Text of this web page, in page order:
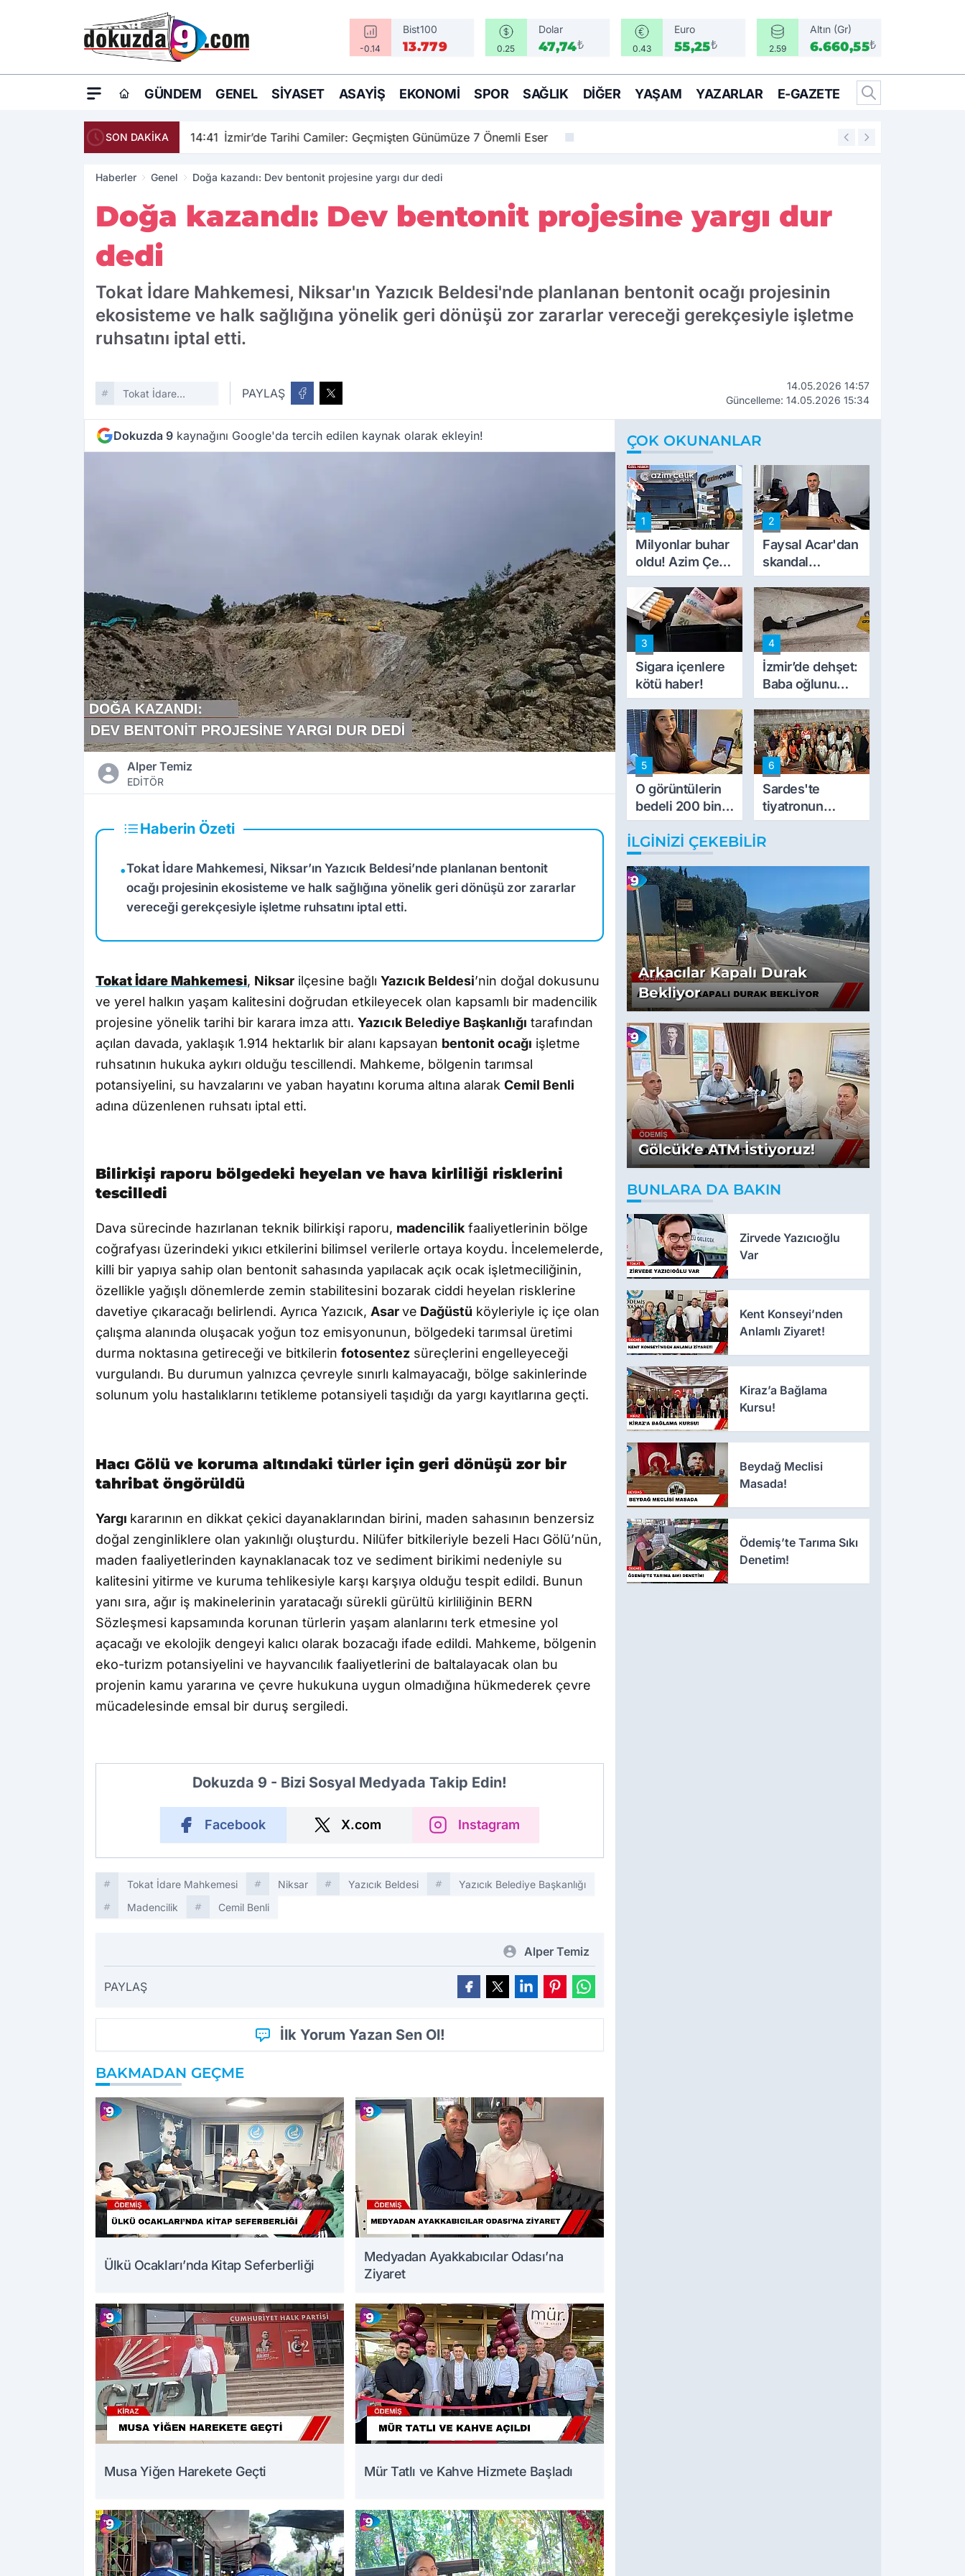
-0.14
Bist100
13.779 0.25
Dolar
47,74₺ 0.43
Euro
55,25₺ 2.59
Altın (Gr)
6.660,55₺
GÜNDEM GENEL SIYASET ASAYIŞ EKONOMI SPOR SAĞLIK DIĞER YAŞAM YAZARLAR E-GAZETE
SON DAKİKA 14:41 İzmir’de Tarihi Camiler: Geçmişten Günümüze 7 Önemli Eser 14:25
Haberler Genel Doğa kazandı: Dev bentonit projesine yargı dur dedi
Doğa kazandı: Dev bentonit projesine yargı dur
dedi
Tokat İdare Mahkemesi, Niksar'ın Yazıcık Beldesi'nde planlanan bentonit ocağı projesinin
ekosisteme ve halk sağlığına yönelik geri dönüşü zor zararlar vereceği gerekçesiyle işletme
ruhsatını iptal etti.
Tokat İdare
PAYLAŞ
14.05.2026 14:57
Güncelleme: 14.05.2026 15:34
Dokuzda 9 kaynağını Google'da tercih edilen kaynak olarak ekleyin!
Alper Temiz
EDİTÖR
Haberin Özeti
•Tokat İdare Mahkemesi, Niksar’ın Yazıcık Beldesi’nde planlanan bentonit
ocağı projesinin ekosisteme ve halk sağlığına yönelik geri dönüşü zor zararlar
vereceği gerekçesiyle işletme ruhsatını iptal etti.
Tokat İdare Mahkemesi, Niksar ilçesine bağlı Yazıcık Beldesi’nin doğal dokusunu
ve yerel halkın yaşam kalitesini doğrudan etkileyecek olan kapsamlı bir madencilik
projesine yönelik tarihi bir karara imza attı. Yazıcık Belediye Başkanlığı tarafından
açılan davada, yaklaşık 1.914 hektarlık bir alanı kapsayan bentonit ocağı işletme
ruhsatının hukuka aykırı olduğu tescillendi. Mahkeme, bölgenin tarımsal
potansiyelini, su havzalarını ve yaban hayatını koruma altına alarak Cemil Benli
adına düzenlenen ruhsatı iptal etti.
Bilirkişi raporu bölgedeki heyelan ve hava kirliliği risklerini
tescilledi
Dava sürecinde hazırlanan teknik bilirkişi raporu, madencilik faaliyetlerinin bölge
coğrafyası üzerindeki yıkıcı etkilerini bilimsel verilerle ortaya koydu. İncelemelerde,
killi bir yapıya sahip olan bentonit sahasında yapılacak açık ocak işletmeciliğinin,
özellikle yağışlı dönemlerde zemin stabilitesini bozarak ciddi heyelan risklerine
davetiye çıkaracağı belirlendi. Ayrıca Yazıcık, Asarve Dağüstü köyleriyle iç içe olan
çalışma alanında oluşacak yoğun toz emisyonunun, bölgedeki tarımsal üretimi
durma noktasına getireceği ve bitkilerin fotosentez süreçlerini engelleyeceği
vurgulandı. Bu durumun yalnızca çevreyle sınırlı kalmayacağı, bölge sakinlerinde
solunum yolu hastalıklarını tetikleme potansiyeli taşıdığı da yargı kayıtlarına geçti.
Hacı Gölü ve koruma altındaki türler için geri dönüşü zor bir
tahribat öngörüldü
Yargı kararının en dikkat çekici dayanaklarından birini, maden sahasının benzersiz
doğal zenginliklere olan yakınlığı oluşturdu. Nilüfer bitkileriyle bezeli Hacı Gölü’nün,
maden faaliyetlerinden kaynaklanacak toz ve sediment birikimi nedeniyle su
kalitesini yitirme ve kuruma tehlikesiyle karşı karşıya olduğu tespit edildi. Bunun
yanı sıra, ağır iş makinelerinin yaratacağı sürekli gürültü kirliliğinin BERN
Sözleşmesi kapsamında korunan türlerin yaşam alanlarını terk etmesine yol
açacağı ve ekolojik dengeyi kalıcı olarak bozacağı ifade edildi. Mahkeme, bölgenin
eko-turizm potansiyelini ve hayvancılık faaliyetlerini de baltalayacak olan bu
projenin kamu yararına ve çevre hukukuna uygun olmadığına hükmederek çevre
mücadelesinde emsal bir duruş sergiledi.
Dokuzda 9 - Bizi Sosyal Medyada Takip Edin!
Facebook X.com Instagram
Tokat İdare Mahkemesi Niksar Yazıcık Beldesi
Yazıcık Belediye Başkanlığı
Madencilik
Cemil Benli
Alper Temiz
PAYLAŞ
İlk Yorum Yazan Sen Ol!
BAKMADAN GEÇME
Ülkü Ocakları’nda Kitap Seferberliği
Medyadan Ayakkabıcılar Odası’na
Ziyaret
Musa Yiğen Harekete Geçti Mür Tatlı ve Kahve Hizmete Başladı
ÇOK OKUNANLAR
1
Milyonlar buhar
oldu! Azim Çelik
inşaat mağduru
ilk kez konuştu
2
Faysal Acar'dan
skandal
açıklamalar:
'Haluk Levent
peynircilerimizi
de kıskaca aldı,
müdahale ettik'
3
Sigara içenlere
kötü haber!
4
İzmir’de dehşet:
Baba oğlunu
vurdu
5
O görüntülerin
bedeli 200 bin
TL
6
Sardes'te
tiyatronun
imece ruhu
binlerce yıllık
İLGINIZI ÇEKEBILIR
Arkacılar Kapalı Durak
Bekliyor
Gölcük’e ATM İstiyoruz!
BUNLARA DA BAKIN
Zirvede Yazıcıoğlu
Var
Kent Konseyi’nden
Anlamlı Ziyaret!
Kiraz’a Bağlama
Kursu!
Beydağ Meclisi
Masada!
Ödemiş’te Tarıma Sıkı
Denetim!